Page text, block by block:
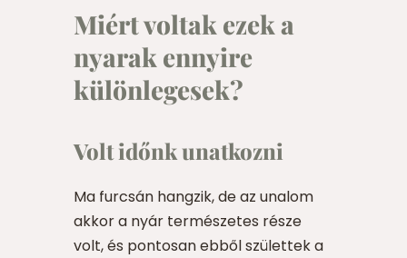
Miért voltak ezek a
nyarak ennyire
különlegesek?
Volt időnk unatkozni
Ma furcsán hangzik, de az unalom
akkor a nyár természetes része
volt, és pontosan ebből születtek a